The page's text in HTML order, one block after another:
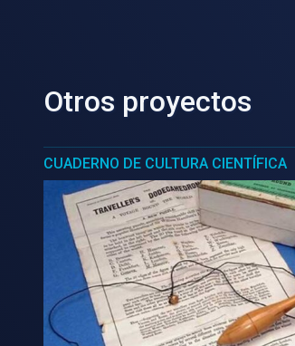
Otros proyectos
CUADERNO DE CULTURA CIENTÍFICA